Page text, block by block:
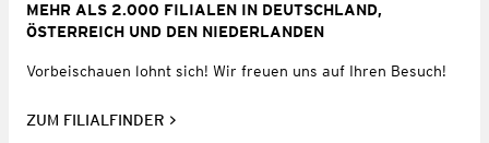
MEHR ALS 2.000 FILIALEN IN DEUTSCHLAND,
ÖSTERREICH UND DEN NIEDERLANDEN
Vorbeischauen lohnt sich! Wir freuen uns auf Ihren Besuch!
ZUM FILIALFINDER